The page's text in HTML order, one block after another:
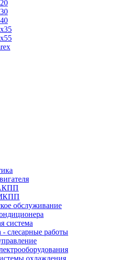
обслуживание
система
- слесарные работы
охлаждения